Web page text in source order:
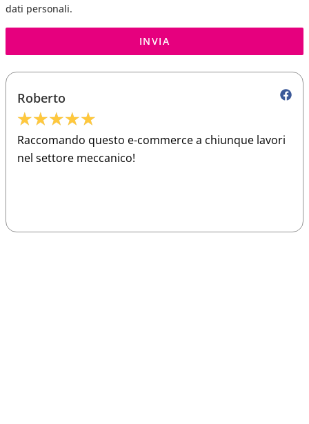
dati personali.
INVIA
Roberto
★★★★★
Raccomando questo e-commerce a chiunque lavori
nel settore meccanico!